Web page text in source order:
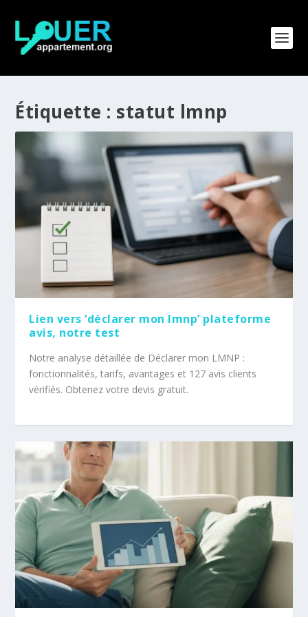
Étiquette : statut lmnp
Lien vers ‘déclarer mon lmnp’ plateforme
avis, notre test
Notre analyse détaillée de Déclarer mon LMNP :
fonctionnalités, tarifs, avantages et 127 avis clients
vérifiés. Obtenez votre devis gratuit.